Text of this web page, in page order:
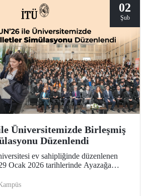
02
Şub
Üniversitemizde Birleşmiş
Düzenlendi
ev sahipliğinde düzenlenen
Ocak 2026 tarihlerinde Ayazağa
farklı temalara odaklanan 14